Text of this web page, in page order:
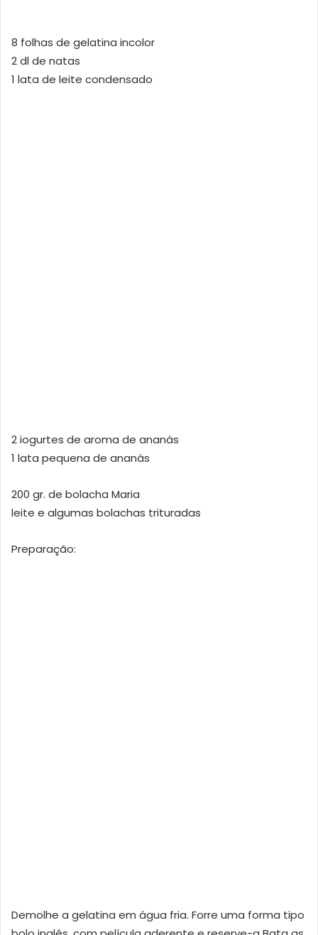
8 folhas de gelatina incolor
2 dl de natas
1 lata de leite condensado
2 iogurtes de aroma de ananás
1 lata pequena de ananás
200 gr. de bolacha Maria
leite e algumas bolachas trituradas
Preparação:
Demolhe a gelatina em água fria. Forre uma forma tipo